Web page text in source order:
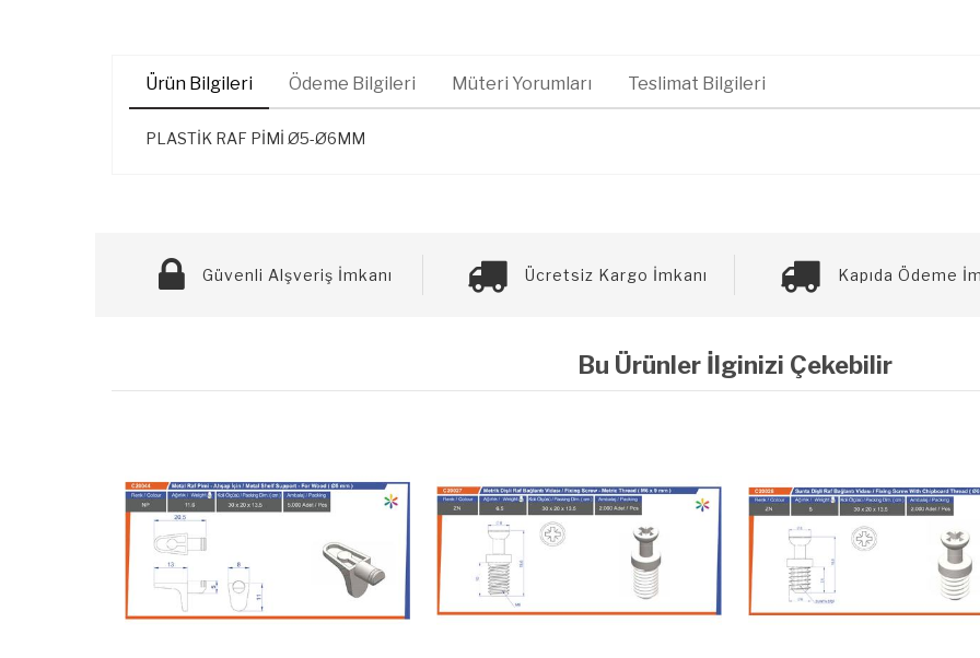
Ürün Bilgileri Ödeme Bilgileri Müteri Yorumları Teslimat Bilgileri
PLASTİK RAF PİMİ Ø5-Ø6MM
Güvenli Alşveriş İmkanı Ücretsiz Kargo İmkanı Kapıda Ödeme
Bu Ürünler İlginizi Çekebilir